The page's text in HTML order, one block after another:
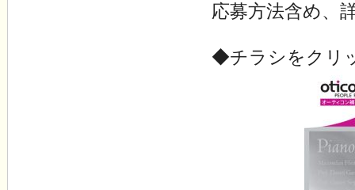
応募方法含め、
◆チラシをクリ